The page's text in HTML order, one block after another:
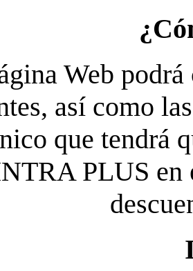
Web
así como
que tendrá
PLUS en